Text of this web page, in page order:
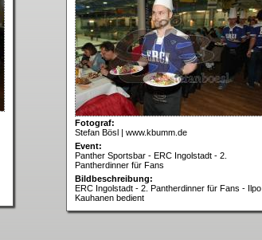
Fotograf:
Stefan Bösl | www.kbumm.de
Event:
Panther Sportsbar - ERC Ingolstadt - 2.
Pantherdinner für Fans
Bildbeschreibung:
ERC Ingolstadt - 2. Pantherdinner für Fans - Ilpo
Kauhanen bedient